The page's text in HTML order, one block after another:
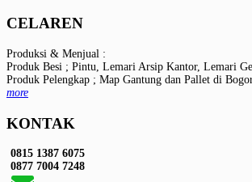
CELAREN
Produksi & Menjual :
Produk Besi ; Pintu, Lemari Arsip Kantor, Lemari
Produk Pelengkap ; Map Gantung dan Pallet di
more
KONTAK
0815 1387 6075
0877 7004 7248